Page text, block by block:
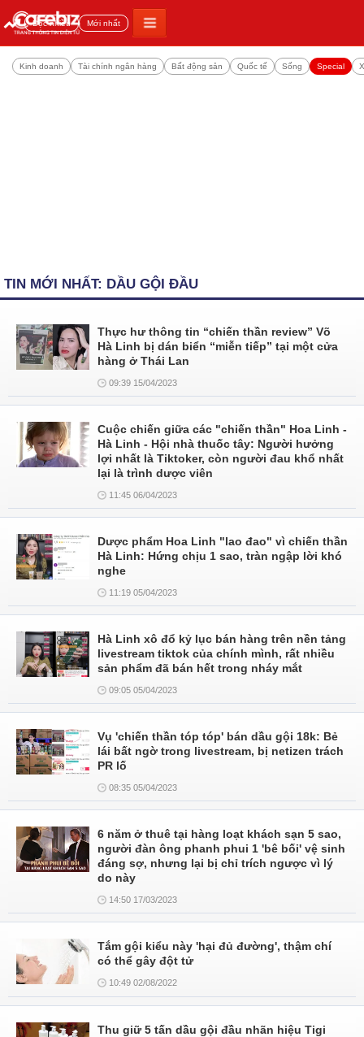
Đọc nhiều Mới nhất
Kinh doanh Tài chính ngân hàng Bất động sản Quốc tế Sống Special
TIN MỚI NHẤT: DẦU GỘI ĐẦU
Thực hư thông tin “chiến thần review” Võ
Hà Linh bị dán biển “miễn tiếp” tại một cửa
hàng ở Thái Lan
09:39 15/04/2023
Cuộc chiến giữa các "chiến thần" Hoa Linh -
Hà Linh - Hội nhà thuốc tây: Người hưởng
lợi nhất là Tiktoker, còn người đau khổ nhất
lại là trình dược viên
11:45 06/04/2023
Dược phẩm Hoa Linh "lao đao" vì chiến thần
Hà Linh: Hứng chịu 1 sao, tràn ngập lời khó
nghe
11:19 05/04/2023
Hà Linh xô đổ kỷ lục bán hàng trên nền tảng
livestream tiktok của chính mình, rất nhiều
sản phẩm đã bán hết trong nháy mắt
09:05 05/04/2023
Vụ 'chiến thần tóp tóp' bán dầu gội 18k: Bẻ
lái bất ngờ trong livestream, bị netizen trách
PR lố
08:35 05/04/2023
6 năm ở thuê tại hàng loạt khách sạn 5 sao,
người đàn ông phanh phui 1 'bê bối' vệ sinh
đáng sợ, nhưng lại bị chỉ trích ngược vì lý
do này
14:50 17/03/2023
Tắm gội kiểu này 'hại đủ đường', thậm chí
có thể gây đột tử
10:49 02/08/2022
Thu giữ 5 tấn dầu gội đầu nhãn hiệu Tigi